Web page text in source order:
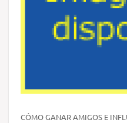
CÓMO GANAR AMIGOS E